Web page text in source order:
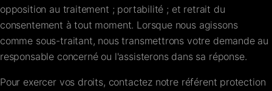
opposition au traitement ; portabilité ; et retrait du
consentement à tout moment. Lorsque nous agissons
comme sous-traitant, nous transmettrons votre demande au
responsable concerné ou l'assisterons dans sa réponse.
Pour exercer vos droits, contactez notre référent protection